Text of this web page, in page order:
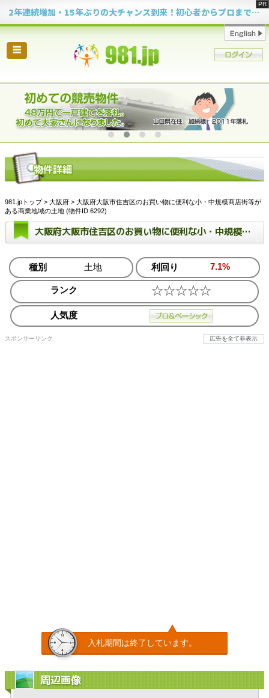
2年連続増加・15年ぶりの大チャンス到来！初心者からプロまで網羅する「競売不動産・超実践投資セミナー」♦神奈川県 横浜 in 神奈川
☰
981.jpトップ> 大阪府 > 大阪府大阪市住吉区のお買い物に便利な小・中規模商店街等が
ある商業地域の土地 (物件ID:6292)
大阪府大阪市住吉区のお買い物に便利な小・中規模商店街等がある商業地域の土地
種別 土地 利回り 7.1%
ランク
人気度
スポンサーリンク 広告を全て非表示
入札期間は終了しています。
周辺画像